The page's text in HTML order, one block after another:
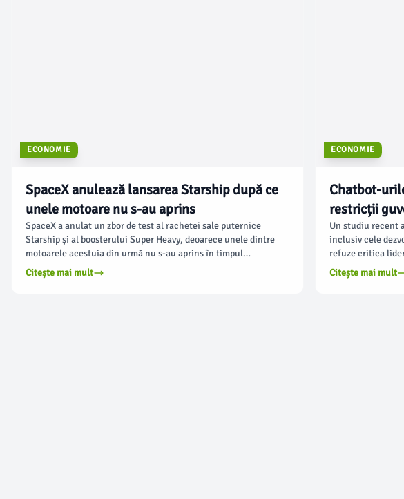
ECONOMIE
SpaceX anulează lansarea Starship după ce
unele motoare nu s-au aprins
SpaceX a anulat un zbor de test al rachetei sale puternice
Starship și al boosterului Super Heavy, deoarece unele dintre
motoarele acestuia din urmă nu s-au aprins în timpul
numărătorii inverse de joi, la baza sa din sudul Texasului,
conform arstechnica.com. Compania va începe pregătirile
Citește mai mult
ECONOMIE
Chatbot-
restricții
online,
Un studiu recent
inclusiv cele
refuze critica
ridică probleme
discursului
Citește mai mult